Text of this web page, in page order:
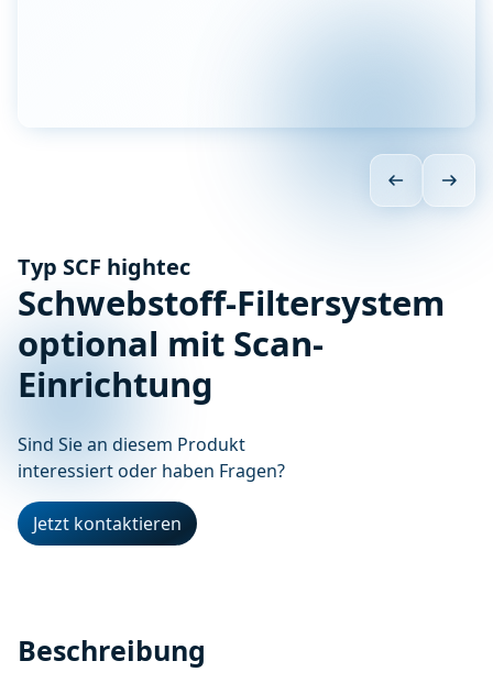
Typ SCF hightec
Schwebstoff-Filtersystem
optional mit Scan-
Einrichtung
Sind Sie an diesem Produkt
interessiert oder haben Fragen?
Jetzt kontaktieren
Beschreibung